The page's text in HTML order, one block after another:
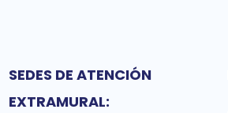
SEDES DE ATENCIÓN
EXTRAMURAL: